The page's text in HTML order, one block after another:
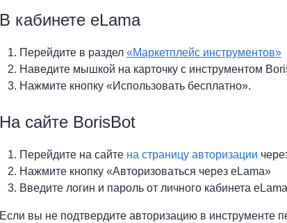
В кабинете eLama
Перейдите в раздел «Маркетплейс инструментов»
Наведите мышкой на карточку с инструментом
Нажмите кнопку «Использовать бесплатно».
На сайте BorisBot
Перейдите на сайте на страницу авторизации
Нажмите кнопку «Авторизоваться через eLama»
Введите логин и пароль от личного кабинета
Если вы не подтвердите авторизацию в инструменте